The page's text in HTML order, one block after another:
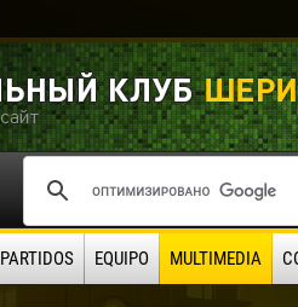
PARTIDOS EQUIPO MULTIMEDIA